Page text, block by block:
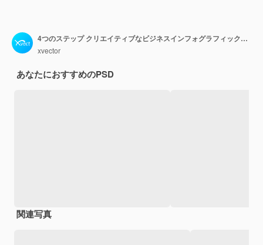
4つのステップ クリエイティブなビジネスインフォグラフィックデザインのテンプレート
xvector
あなたにおすすめのPSD
関連写真